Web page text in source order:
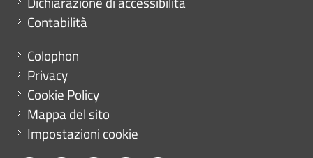
Contabilità
Menu footer
Colophon
Privacy
Cookie Policy
Mappa del sito
Impostazioni cookie